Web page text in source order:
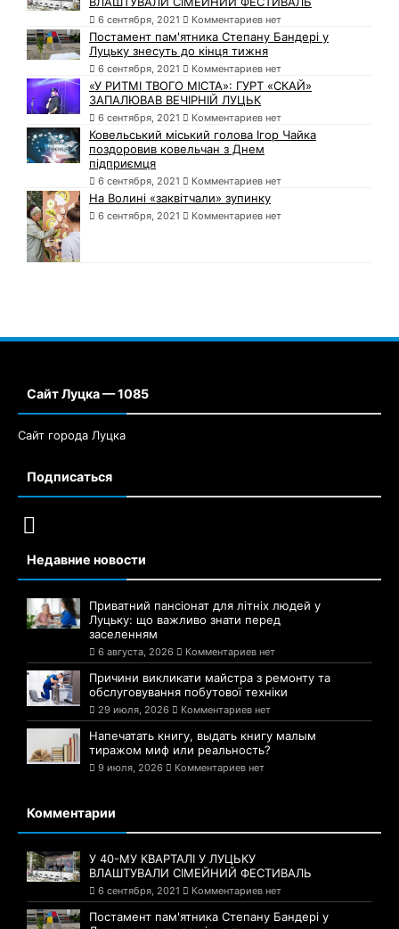
6 сентября, 2021 Комментариев нет
Постамент пам'ятника Степану Бандері у
Луцьку знесуть до кінця тижня
6 сентября, 2021 Комментариев нет
«У РИТМІ ТВОГО МІСТА»: ГУРТ «СКАЙ»
ЗАПАЛЮВАВ ВЕЧІРНІЙ ЛУЦЬК
6 сентября, 2021 Комментариев нет
Ковельський міський голова Ігор Чайка
поздоровив ковельчан з Днем
підприємця
6 сентября, 2021 Комментариев нет
На Волині «заквітчали» зупинку
6 сентября, 2021 Комментариев нет
Сайт Луцка — 1085
Сайт города Луцка
Подписаться
Недавние новости
Приватний пансіонат для літніх людей у
Луцьку: що важливо знати перед
заселенням
6 августа, 2026 Комментариев нет
Причини викликати майстра з ремонту та
обслуговування побутової техніки
29 июля, 2026 Комментариев нет
Напечатать книгу, выдать книгу малым
тиражом миф или реальность?
9 июля, 2026 Комментариев нет
Комментарии
У 40-МУ КВАРТАЛІ У ЛУЦЬКУ
ВЛАШТУВАЛИ СІМЕЙНИЙ ФЕСТИВАЛЬ
6 сентября, 2021 Комментариев нет
Постамент пам'ятника Степану Бандері у